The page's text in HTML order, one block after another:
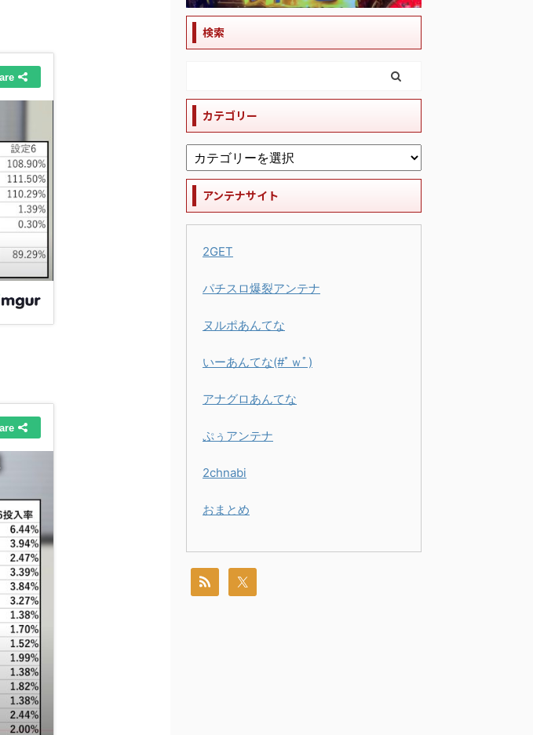
検索
カテゴリー
アンテナサイト
2GET
パチスロ爆裂アンテナ
ヌルポあんてな
いーあんてな(#ﾟｗﾟ)
アナグロあんてな
ぷぅアンテナ
2chnabi
おまとめ